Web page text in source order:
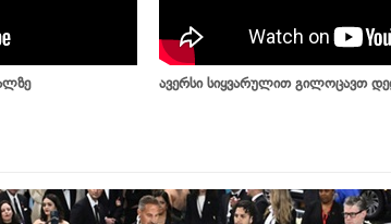
ავერსი სიყვარულით გილოცავთ